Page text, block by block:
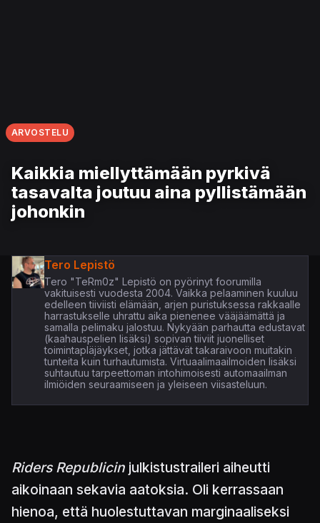
ARVOSTELU
Kaikkia miellyttämään pyrkivä
tasavalta joutuu aina pyllistämään
johonkin
Tero Lepistö
Tero "TeRm0z" Lepistö on pyörinyt foorumilla
vakituisesti vuodesta 2004. Vaikka pelaaminen kuuluu
edelleen tiiviisti elämään, arjen puristuksessa rakkaalle
harrastukselle uhrattu aika pienenee vääjäämättä ja
samalla pelimaku jalostuu. Nykyään parhautta edustavat
(kaahauspelien lisäksi) sopivan tiiviit juonelliset
toimintapläjäykset, jotka jättävät takaraivoon muitakin
tunteita kuin turhautumista. Virtuaalimaailmoiden lisäksi
suhtautuu tarpeettoman intohimoisesti automaailman
ilmiöiden seuraamiseen ja yleiseen viisasteluun.
Riders Republicin julkistustraileri aiheutti
aikoinaan sekavia aatoksia. Oli kerrassaan
hienoa, että huolestuttavan marginaaliseksi